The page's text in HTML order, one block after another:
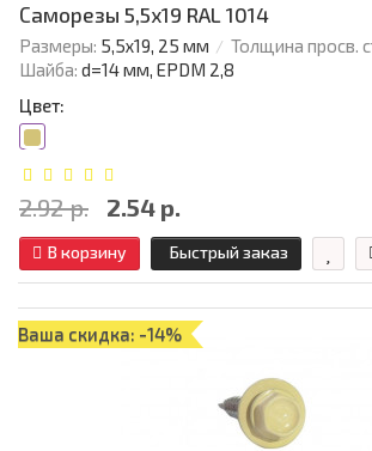
Саморезы 5,5х19 RAL 1014
Размеры: 5,5х19, 25 мм Толщина просв.
Шайба: d=14 мм, EPDM 2,8
Цвет:
2.92 р. 2.54 р.
В корзину Быстрый заказ
Ваша скидка: -14%